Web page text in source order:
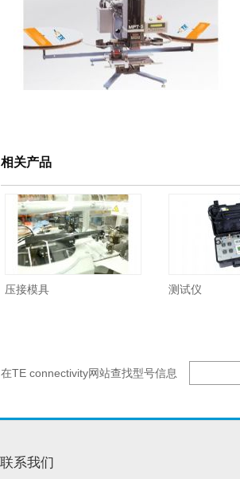
相关产品
压接模具 测试仪
在TE connectivity网站查找型号信息
联系我们